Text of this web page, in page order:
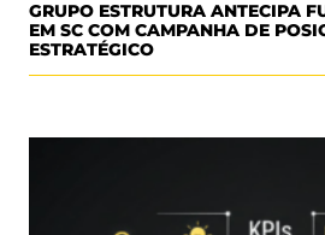
GRUPO ESTRUTURA ANTECIPA
EM SC COM CAMPANHA DE
ESTRATÉGICO